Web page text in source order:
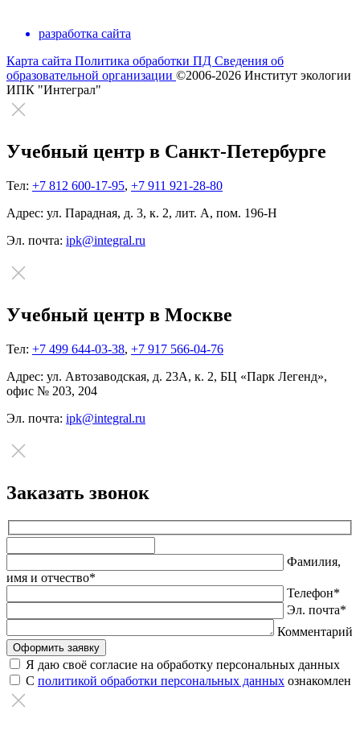
разработка сайта
Карта сайта Политика обработки ПД Сведения об
образовательной организации ©2006-2026 Институт экологии
ИПК "Интеграл"
Учебный центр в Санкт-Петербурге
Тел: +7 812 600-17-95, +7 911 921-28-80
Адрес: ул. Парадная, д. 3, к. 2, лит. А, пом. 196-Н
Эл. почта: ipk@integral.ru
Учебный центр в Москве
Тел: +7 499 644-03-38, +7 917 566-04-76
Адрес: ул. Автозаводская, д. 23А, к. 2, БЦ «Парк Легенд»,
офис № 203, 204
Эл. почта: ipk@integral.ru
Заказать звонок
это
поле
пустым.
Фамилия,
имя и отчество*
Телефон*
Эл. почта*
Комментарий
Я даю своё согласие на обработку персональных данных
С политикой обработки персональных данных ознакомлен